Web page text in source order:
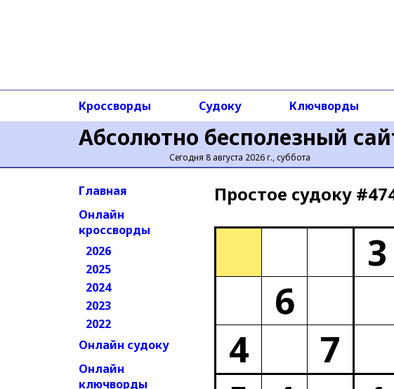
Абсолютно бесполезный
Сегодня 8 августа 2026 г., суббота
Кроссворды Судоку Ключворды
Главная
Онлайн
кроссворды
2026
2025
2024
2023
2022
Онлайн судоку
Онлайн
ключворды
Простое cудоку
3
6
4
7